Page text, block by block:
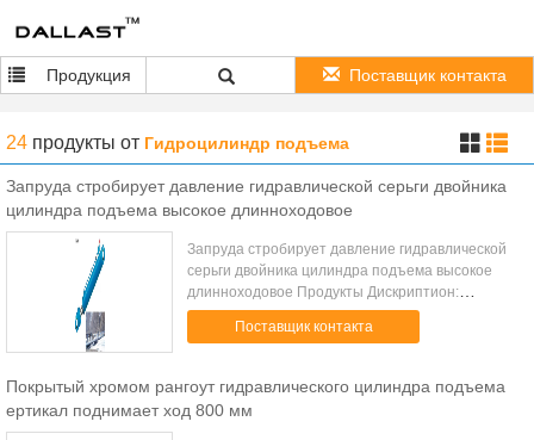
Продукция Поставщик контакта
24 продукты от Гидроцилиндр подъема
Запруда стробирует давление гидравлической серьги двойника
цилиндра подъема высокое длинноходовое
Запруда стробирует давление гидравлической
серьги двойника цилиндра подъема высокое
длинноходовое Продукты Дискриптион:
Материал вкладыша Медь (увеличивает
жизненный цикл цилиндра) Материал трубки
Поставщик контакта
Покрытый хромом рангоут гидравлического цилиндра подъема
ертикал поднимает ход 800 мм